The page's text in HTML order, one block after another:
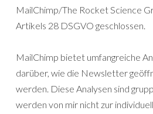
MailChimp/The Rocket Science
Artikels 28 DSGVO geschlossen.
MailChimp bietet umfangreiche
darüber, wie die Newsletter
werden. Diese Analysen sind
werden von mir nicht zur